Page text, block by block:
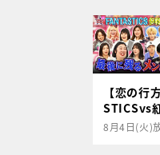
【恋の
STICSvs
8月4日(火)